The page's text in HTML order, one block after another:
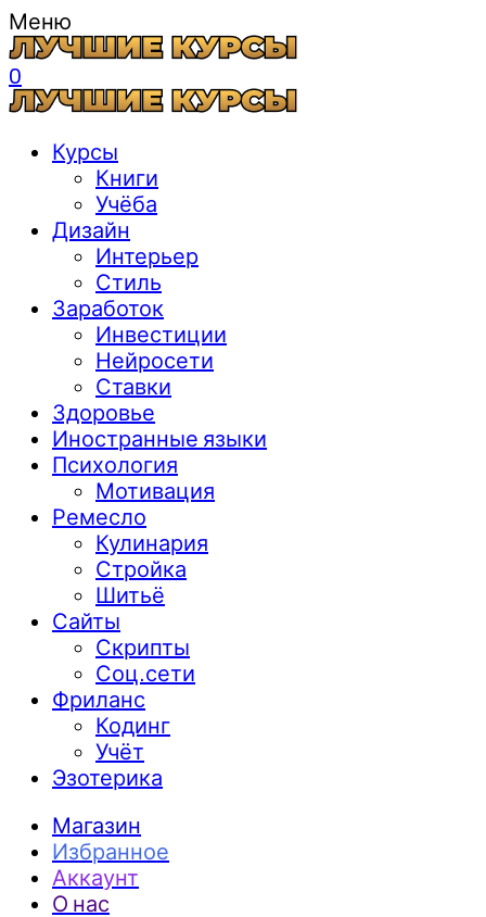
Меню
0
Курсы
Книги
Учёба
Дизайн
Интерьер
Стиль
Заработок
Инвестиции
Нейросети
Ставки
Здоровье
Иностранные языки
Психология
Мотивация
Ремесло
Кулинария
Стройка
Шитьё
Сайты
Скрипты
Соц.сети
Фриланс
Кодинг
Учёт
Эзотерика
Магазин
Избранное
Аккаунт
О нас